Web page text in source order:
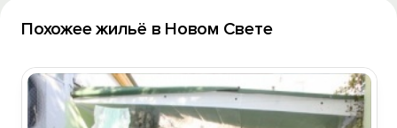
Похожее жильё в Новом Свете
Войти
Войти с помощью